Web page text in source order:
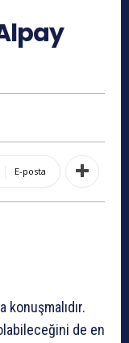
E-posta
de en